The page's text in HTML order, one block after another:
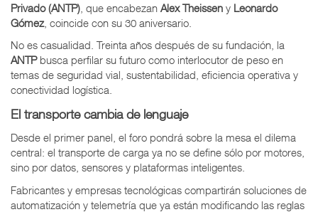
Privado (ANTP) , que encabezan Alex Theissen y Leonardo
Gómez, coincide con su 30 aniversario.
No es casualidad. Treinta años después de su fundación, la
ANTPbusca perfilar su futuro como interlocutor de peso en
temas de seguridad vial, sustentabilidad, eficiencia operativa y
conectividad logística.
El transporte cambia de lenguaje
Desde el primer panel, el foro pondrá sobre la mesa el dilema
central: el transporte de carga ya no se define sólo por motores,
sino por datos, sensores y plataformas inteligentes.
Fabricantes y empresas tecnológicas compartirán soluciones de
automatización y telemetría que ya están modificando las reglas